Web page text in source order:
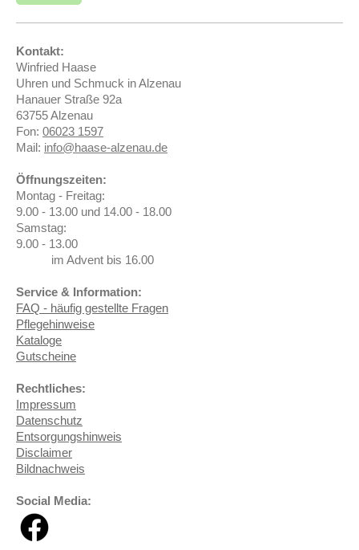
Kontakt:
Winfried Haase
Uhren und Schmuck in Alzenau
Hanauer Straße 92a
63755 Alzenau
Fon: 06023 1597
Mail: info@haase-alzenau.de
Öffnungszeiten:
Montag - Freitag:
9.00 - 13.00 und 14.00 - 18.00
Samstag:
9.00 - 13.00
im Advent bis 16.00
Service & Information:
FAQ - häufig gestellte Fragen
Pflegehinweise
Kataloge
Gutscheine
Rechtliches:
Impressum
Datenschutz
Entsorgungshinweis
Disclaimer
Bildnachweis
Social Media: